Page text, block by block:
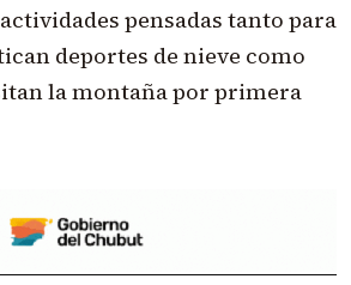
pensadas tanto para
deportes de nieve como
la montaña por primera